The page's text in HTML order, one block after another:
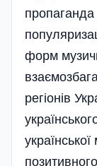
пропаганда
форм
регіонів